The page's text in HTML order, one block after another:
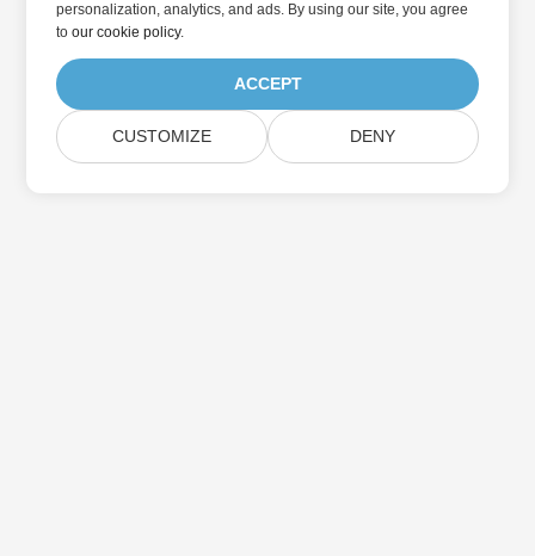
personalization, analytics, and ads. By using our site, you agree
toour cookie policy.
ACCEPT
CUSTOMIZE DENY